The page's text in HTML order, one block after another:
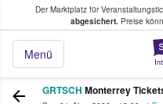
Der Marktplatz für
abgesichert.Preise
Menü
Tickets kaufen
GRTSCH Monterrey